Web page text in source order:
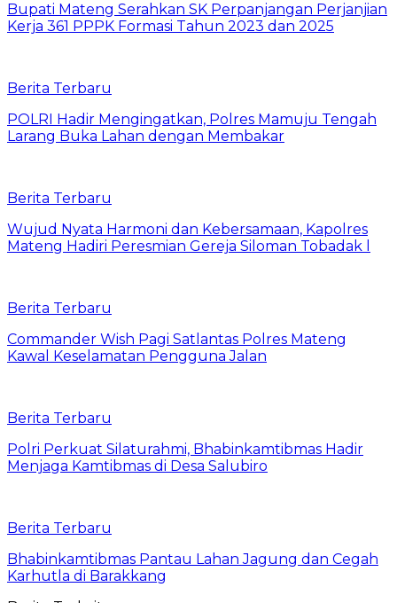
Bupati Mateng Serahkan SK Perpanjangan Perjanjian
Kerja 361 PPPK Formasi Tahun 2023 dan 2025
Berita Terbaru
POLRI Hadir Mengingatkan, Polres Mamuju Tengah
Larang Buka Lahan dengan Membakar
Berita Terbaru
Wujud Nyata Harmoni dan Kebersamaan, Kapolres
Mateng Hadiri Peresmian Gereja Siloman Tobadak l
Berita Terbaru
Commander Wish Pagi Satlantas Polres Mateng
Kawal Keselamatan Pengguna Jalan
Berita Terbaru
Polri Perkuat Silaturahmi, Bhabinkamtibmas Hadir
Menjaga Kamtibmas di Desa Salubiro
Berita Terbaru
Bhabinkamtibmas Pantau Lahan Jagung dan Cegah
Karhutla di Barakkang